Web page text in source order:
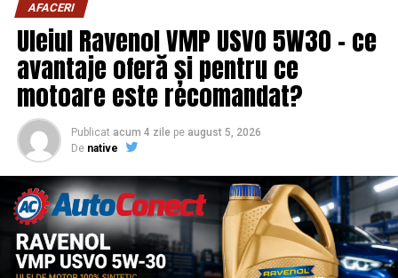
Organizatorii care doresc să crească vizibilitatea unui
eveniment cu acces gratuit pot solicita o ofertă de
promovare din partea echipei EvenimenteGratuite.ro.
Adresa de contact este salut@evenimentegratuite.ro
AFACERI
Uleiul Ravenol VMP USVO 5W30 – ce
avantaje oferă și pentru ce
motoare este recomandat?
Publicat acum 4 zile pe august 5, 2026
De native